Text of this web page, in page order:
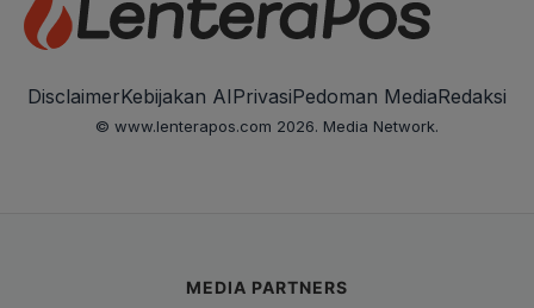
DisclaimerKebijakan AIPrivasiPedoman MediaRedaksi
© www.lenterapos.com 2026. Media Network.
MEDIA PARTNERS